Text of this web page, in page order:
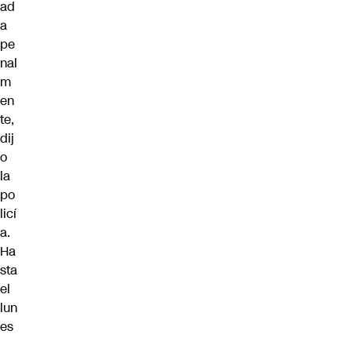
ad
a
pe
nal
m
en
te,
dij
o
la
po
licí
a.
Ha
sta
el
lun
es